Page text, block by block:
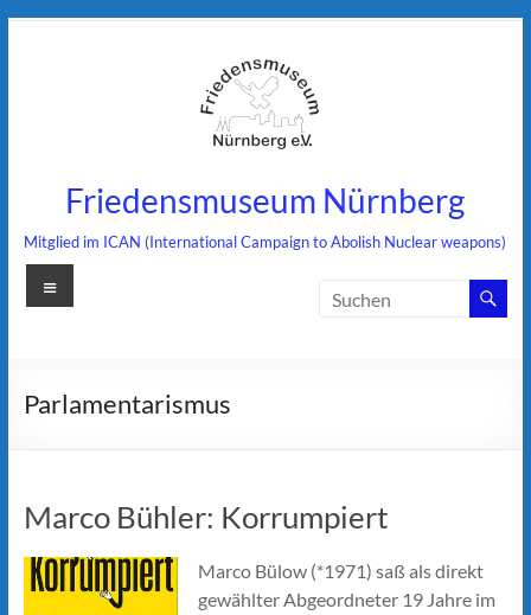
Friedensmuseum Nürnberg
Mitglied im ICAN (International Campaign to Abolish Nuclear weapons)
Menü
Parlamentarismus
Marco Bühler: Korrumpiert
Marco Bülow (*1971) saß als direkt
gewählter Abgeordneter 19 Jahre im